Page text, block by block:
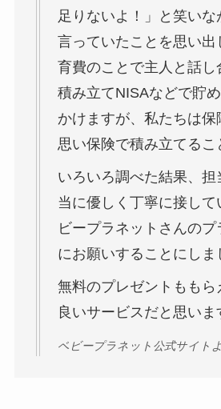
足りないよ！」と笑いな
言っていたことを思い出
育費のことで主人と話し
積み立てNISAなどで貯
かけますが、私たちは保
思い保険で積み立てるこ
いろいろ調べた結果、担
当に優しく丁寧に接して
ビープラネットさんの
にお願いすることにしま
無料のプレゼントももら
良いサービスだと思いま
ベビープラネット公式サイト